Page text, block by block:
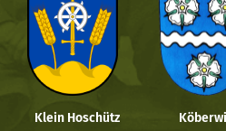
Klein Hoschütz